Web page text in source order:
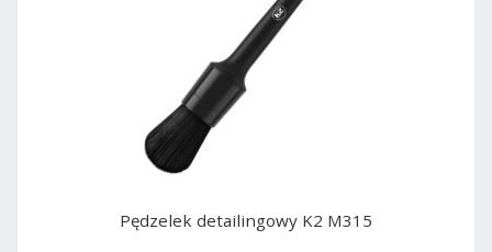
Pędzelek detailingowy K2 M315